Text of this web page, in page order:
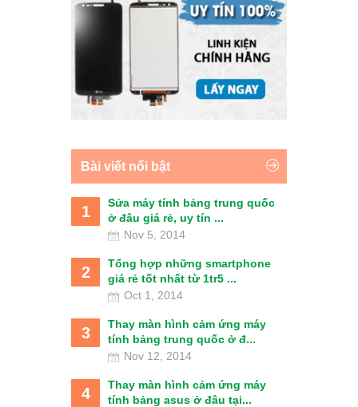
Bài viết nổi bật
1
Sửa máy tính bảng trung quốc
ở đâu giá rẻ, uy tín ...
Nov 5, 2014
2
Tổng hợp những smartphone
giá rẻ tốt nhất từ 1tr5 ...
Oct 1, 2014
3
Thay màn hình cảm ứng máy
tính bảng trung quốc ở đ...
Nov 12, 2014
4
Thay màn hình cảm ứng máy
tính bảng asus ở đâu tại...